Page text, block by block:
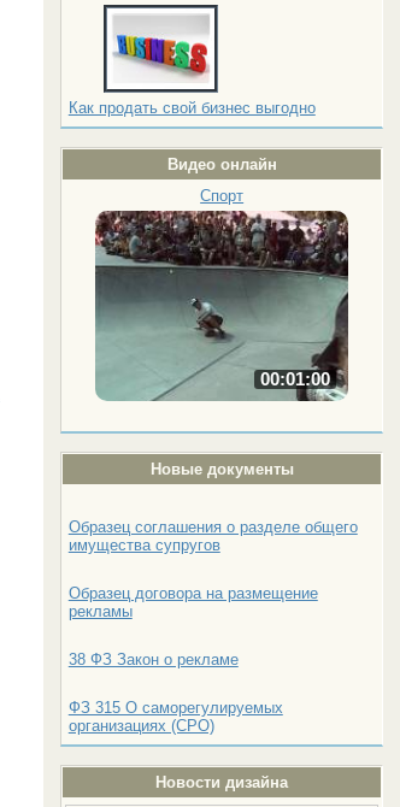
Как продать свой бизнес выгодно
Видео онлайн
Спорт
00:01:00
Новые документы
Образец соглашения о разделе общего
имущества супругов
Образец договора на размещение
рекламы
38 ФЗ Закон о рекламе
ФЗ 315 О саморегулируемых
организациях (СРО)
Новости дизайна